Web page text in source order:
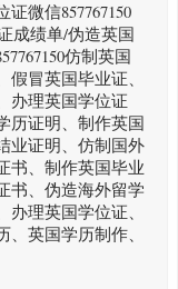
微信857767150
成绩单/伪造英国
仿制英国
冒英国毕业证、
办理英国学位证
历证明、制作英国
业证明、仿制国外
书、制作英国毕业
书、伪造海外留学
理英国学位证、
英国学历制作、